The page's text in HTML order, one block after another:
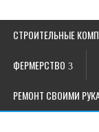
СТРОИТЕЛЬНЫЕ
ФЕРМЕРСТВО
РЕМОНТ СВОИМИ